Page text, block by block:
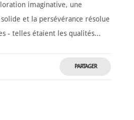
imaginative, une
et la persévérance résolue
- telles étaient les qualités...
PARTAGER